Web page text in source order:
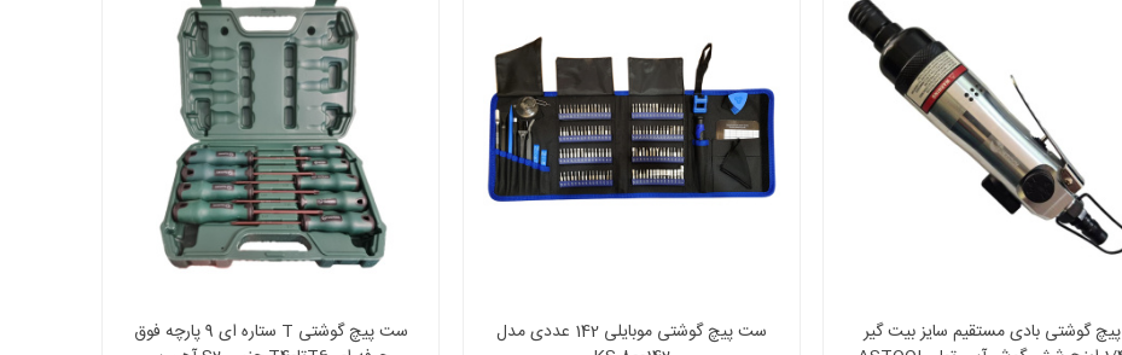
پیچ گوشتی بادی مستقیم سایز بیت گیر
ست پیچ گوشتی موبایلی 142 عددی مدل
ست پیچ گوشتی T ستاره ای 9 پارچه فوق